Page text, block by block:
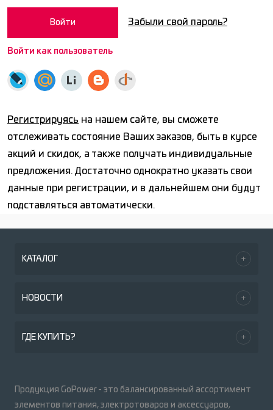
Забыли свой пароль?
Войти как пользователь
Регистрируясь на нашем сайте, вы сможете
отслеживать состояние Ваших заказов, быть в курсе
акций и скидок, а также получать индивидуальные
предложения. Достаточно однократно указать свои
данные при регистрации, и в дальнейшем они будут
подставляться автоматически.
КАТАЛОГ
НОВОСТИ
ГДЕ КУПИТЬ?
Продукция GoPower - это балансированный ассортимент
элементов питания, электротоваров и аксессуаров,